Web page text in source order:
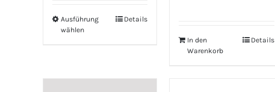
Ausführung
wählen
Details
In den
Warenkorb
Details